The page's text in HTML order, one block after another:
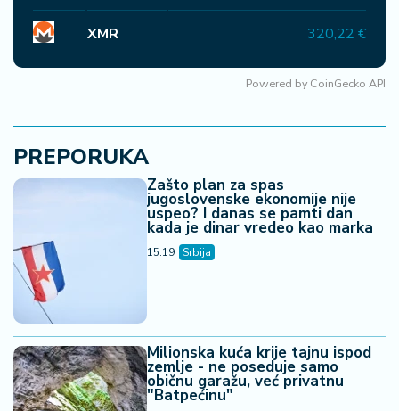
XMR 320,22 €
Powered by CoinGecko API
PREPORUKA
Zašto plan za spas
jugoslovenske ekonomije nije
uspeo? I danas se pamti dan
kada je dinar vredeo kao marka
15:19 Srbija
Milionska kuća krije tajnu ispod
zemlje - ne poseduje samo
običnu garažu, već privatnu
"Batpećinu"